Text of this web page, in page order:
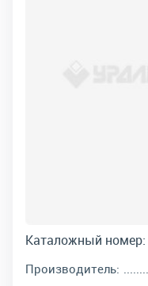
Каталожный номер:
Производитель: